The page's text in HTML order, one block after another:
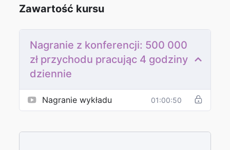
Zawartość kursu
Nagranie z konferencji: 500 000
zł przychodu pracując 4 godziny
dziennie
Nagranie wykładu 01:00:50